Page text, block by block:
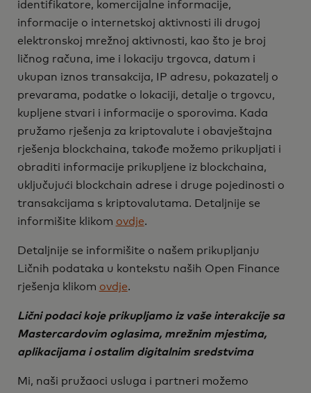
identifikatore, komercijalne informacije,
informacije o internetskoj aktivnosti ili drugoj
elektronskoj mrežnoj aktivnosti, kao što je broj
ličnog računa, ime i lokaciju trgovca, datum i
ukupan iznos transakcija, IP adresu, pokazatelj o
prevarama, podatke o lokaciji, detalje o trgovcu,
kupljene stvari i informacije o sporovima. Kada
pružamo rješenja za kriptovalute i obavještajna
rješenja blockchaina, takođe možemo prikupljati i
obraditi informacije prikupljene iz blockchaina,
uključujući blockchain adrese i druge pojedinosti o
transakcijama s kriptovalutama. Detaljnije se
informišite klikom ovdje.
Detaljnije se informišite o našem prikupljanju
Ličnih podataka u kontekstu naših Open Finance
rješenja klikom ovdje.
Lični podaci koje prikupljamo iz vaše interakcije sa
Mastercardovim oglasima, mrežnim mjestima,
aplikacijama i ostalim digitalnim sredstvima
Mi, naši pružaoci usluga i partneri možemo